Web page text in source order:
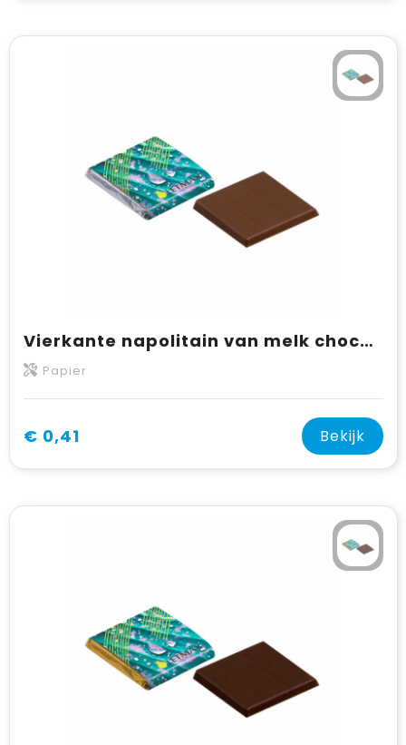
Vierkante napolitain van melk chocolade (vanaf 400 stuks)
Papier
€ 0,41 Bekijk